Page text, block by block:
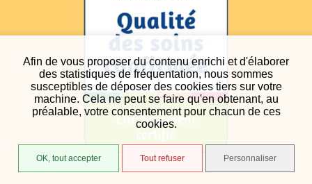
Afin de vous proposer du contenu enrichi et d'élaborer
des statistiques de fréquentation, nous sommes
susceptibles de déposer des cookies tiers sur votre
machine. Cela ne peut se faire qu'en obtenant, au
préalable, votre consentement pour chacun de ces
cookies.
OK, tout accepter Tout refuser Personnaliser